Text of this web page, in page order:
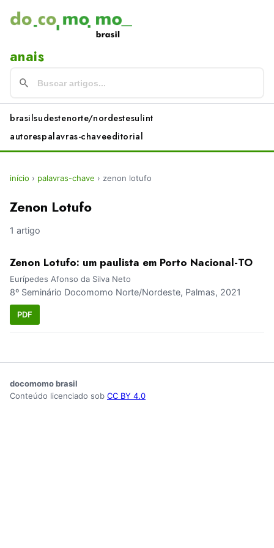
anais
brasilsudestenorte/nordestesulint
autorespalavras-chaveeditorial
início › palavras-chave › zenon lotufo
Zenon Lotufo
1 artigo
Zenon Lotufo: um paulista em Porto Nacional-TO
Eurípedes Afonso da Silva Neto
8º Seminário Docomomo Norte/Nordeste, Palmas, 2021
PDF
docomomo brasil
Conteúdo licenciado sob CC BY 4.0